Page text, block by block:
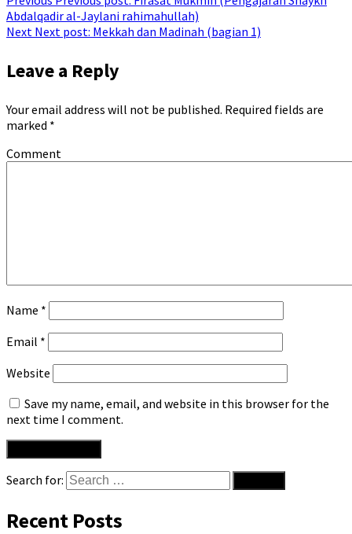
Abdalqadir al-Jaylani rahimahullah)
Next Next post: Mekkah dan Madinah (bagian 1)
Leave a Reply
Your email address will not be published. Required fields are
marked *
Comment
Name *
Email *
Website
Save my name, email, and website in this browser for the
next time I comment.
Search for:
Recent Posts